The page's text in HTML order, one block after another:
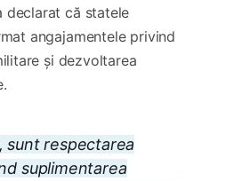
declarat că statele
angajamentele privind
și dezvoltarea
sunt respectarea
suplimentarea